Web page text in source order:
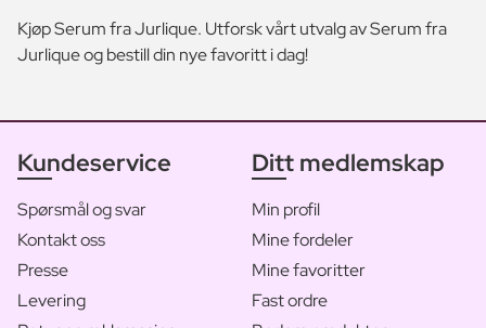
Kjøp Serum fra Jurlique. Utforsk vårt utvalg av Serum fra
Jurlique og bestill din nye favoritt i dag!
Kundeservice
Spørsmål og svar
Kontakt oss
Presse
Levering
Ditt medlemskap
Min profil
Mine fordeler
Mine favoritter
Fast ordre